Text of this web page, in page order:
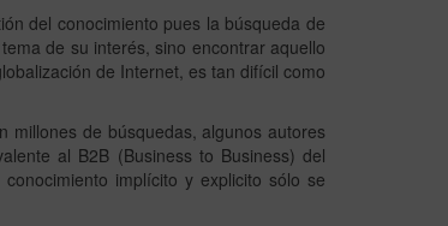
del conocimiento pues la búsqueda de
de su interés, sino encontrar aquello
de Internet, es tan difícil como
millones de búsquedas, algunos autores
al B2B (Business to Business) del
implícito y explicito sólo se